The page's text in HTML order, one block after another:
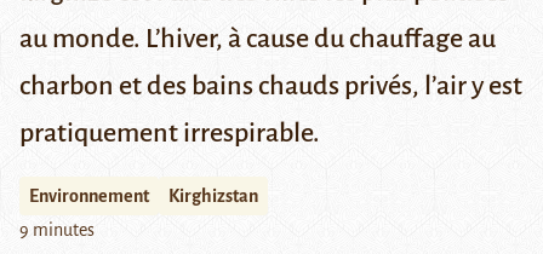
au monde. L’hiver, à cause du chauffage au
charbon et des bains chauds privés, l’air y est
pratiquement irrespirable.
Environnement
Kirghizstan
9 minutes